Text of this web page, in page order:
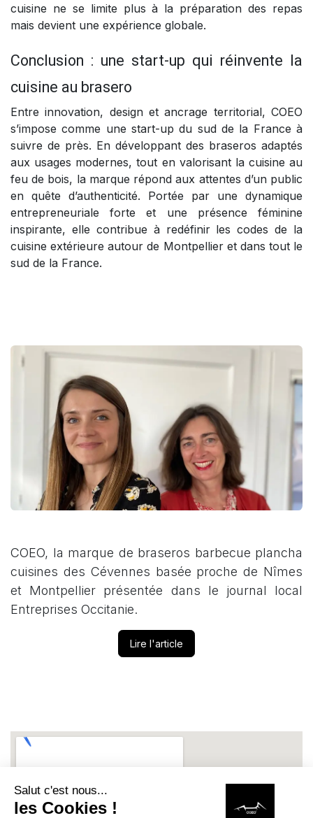
cuisine ne se limite plus à la préparation des repas
mais devient une expérience globale.
Conclusion : une start-up qui réinvente la
cuisine au brasero
Entre innovation, design et ancrage territorial, COEO
s’impose comme une start-up du sud de la France à
suivre de près. En développant des braseros adaptés
aux usages modernes, tout en valorisant la cuisine au
feu de bois, la marque répond aux attentes d’un public
en quête d’authenticité. Portée par une dynamique
entrepreneuriale forte et une présence féminine
inspirante, elle contribue à redéfinir les codes de la
cuisine extérieure autour de Montpellier et dans tout le
sud de la France.
COEO, la marque de braseros barbecue plancha
cuisines des Cévennes basée proche de Nîmes
et Montpellier présentée dans le journal local
Entreprises Occitanie.
Lire l'article